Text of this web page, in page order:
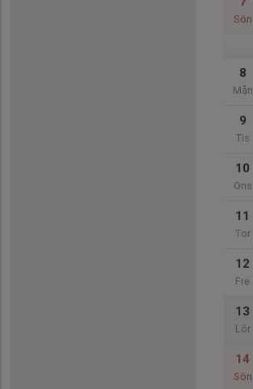
Sön
8
Mån
9
Tis
10
Ons
11
Tor
12
Fre
13
Lör
14
Sön